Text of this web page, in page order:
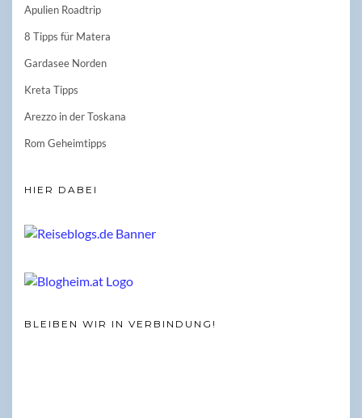
Apulien Roadtrip
8 Tipps für Matera
Gardasee Norden
Kreta Tipps
Arezzo in der Toskana
Rom Geheimtipps
HIER DABEI
BLEIBEN WIR IN VERBINDUNG!